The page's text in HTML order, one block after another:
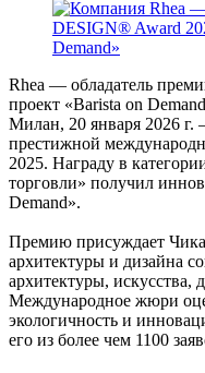
Rhea — обладатель
проект «Barista on
Милан, 20 января 2026 г.
престижной
2025. Награду в
торговли» получил
Demand».
Премию присуждает
архитектуры и дизайна
архитектуры, искусства,
Международное жюри
экологичность и
его из более чем 1100